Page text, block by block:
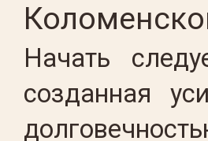
Начать
созданная